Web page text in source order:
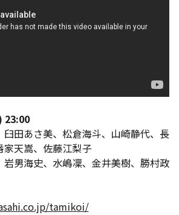
23:00
田あさ美、松倉海斗、山崎静代、長
家天嵩、佐藤江梨子
史、水嶋凜、金井美樹、勝村政
tamikoi/